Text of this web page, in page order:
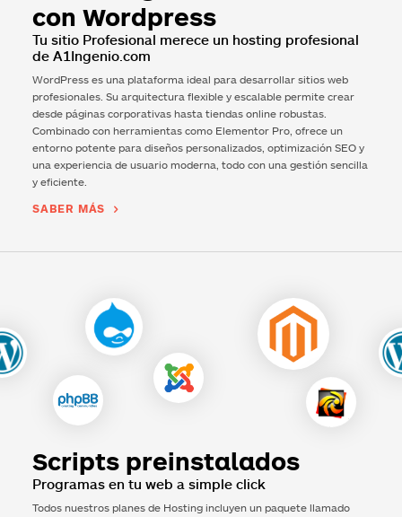
con Wordpress
Tu sitio Profesional merece un hosting profesional
de A1Ingenio.com
WordPress es una plataforma ideal para desarrollar sitios web
profesionales. Su arquitectura flexible y escalable permite crear
desde páginas corporativas hasta tiendas online robustas.
Combinado con herramientas como Elementor Pro, ofrece un
entorno potente para diseños personalizados, optimización SEO y
una experiencia de usuario moderna, todo con una gestión sencilla
y eficiente.
SABER MÁS

Scripts preinstalados
Programas en tu web a simple click
Todos nuestros planes de Hosting incluyen un paquete llamado